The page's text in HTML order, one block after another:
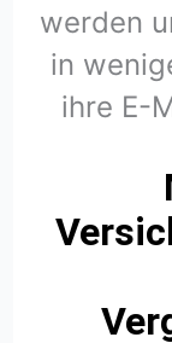
werden
in
ihre E-